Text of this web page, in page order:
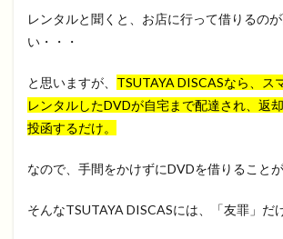
レンタルと聞くと、お店に行って借りるの
い・・・
と思いますが、 TSUTAYA DISCASなら、ス
レンタルしたDVDが自宅まで配達され、返
投函するだけ。
なので、手間をかけずにDVDを借りること
そんなTSUTAYA DISCASには、「友罪」だ